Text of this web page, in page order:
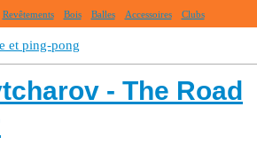
Revêtements Bois Balles Accessoires Clubs
et ping-pong
- The Road